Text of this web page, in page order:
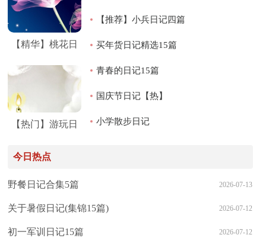
【精华】桃花日
【热门】游玩日
【推荐】小兵日记四篇
买年货日记精选15篇
青春的日记15篇
国庆节日记【热】
小学散步日记
今日热点
野餐日记合集5篇 2026-07-13
关于暑假日记(集锦15篇) 2026-07-12
初一军训日记15篇 2026-07-12